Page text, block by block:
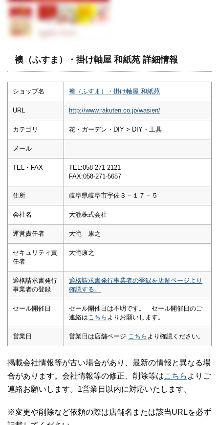
襖（ふすま）・掛け軸屋 和紙苑 詳細情報
ショップ名 襖（ふすま）・掛け軸屋 和紙苑
URL http://www.rakuten.co.jp/wasien/
カテゴリ 花・ガーデン・DIY > DIY・工具
メール
TEL・FAX
TEL:058-271-2121
FAX:058-271-5657
住所 岐阜県岐阜市宇佐３－１７－５
会社名 大瀧株式会社
運営責任者 大滝 康之
セキュリティ責
任者
大滝康之
適格請求書発行
事業者の登録
適格請求書発行事業者の登録を店舗ページより
確認する。
セール開催日
セール開催日は不明です。 セール開催日のご
連絡は こちら よりお願いします。
営業日 営業日は店舗ページ こちら より確認ください。
掲載会社情報等が古い場合があり、最新の情報と異なる場
合があります。会社情報等の修正、削除等はこちら よりご
連絡お願いします。1営業日以内に対応いたします。
※変更や削除など依頼の際は店舗名または該当URLを必ず